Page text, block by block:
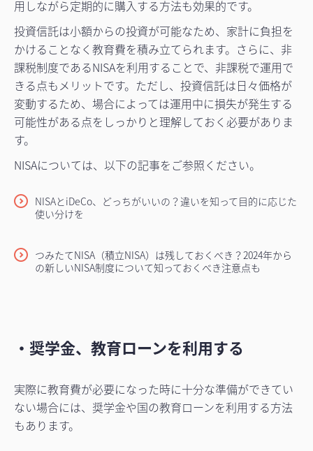
用しながら定期的に購入する方法も効果的です。
投資信託は小額からの投資が可能なため、家計に負担を
かけることなく教育費を積み立てられます。さらに、非
課税制度であるNISAを利用することで、非課税で運用で
きる点もメリットです。ただし、投資信託は日々価格が
変動するため、場合によっては運用中に損失が発生する
可能性がある点をしっかりと理解しておく必要がありま
す。
NISAについては、以下の記事をご参照ください。
NISAとiDeCo、どっちがいいの？違いを知って目的に応じた
使い分けを
つみたてNISA（積立NISA）は残しておくべき？2024年から
の新しいNISA制度について知っておくべき注意点も
・奨学金、教育ローンを利用する
実際に教育費が必要になった時に十分な準備ができてい
ない場合には、奨学金や国の教育ローンを利用する方法
もあります。